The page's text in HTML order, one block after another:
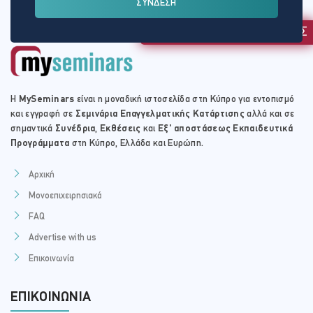
ΤΟΠΟΘΕΣΊΑ:
Τρίτη - 22 Οκτ 2024
ΏΡΑ
16:30 - 19:15
ONLINE VIRTUAL CLASSROOM
Παρασκευή - 25 Οκτ 2024
ΕΚΔΗΛΩΣΗ ΕΝΔΙΑΦΕΡΟΝΤΟΣ
ΣΥΝΔΕΣΗ
Η MySeminars είναι η μοναδική ιστοσελίδα στη Κύπρο για εντοπισμό
και εγγραφή σε Σεμινάρια Επαγγελματικής Κατάρτισης αλλά και σε
σημαντικά Συνέδρια, Εκθέσεις και Εξ' αποστάσεως Εκπαιδευτικά
Προγράμματα στη Κύπρο, Ελλάδα και Ευρώπη.
Αρχική
Μονοεπιχειρησιακά
FAQ
Advertise with us
Επικοινωνία
ΕΠΙΚΟΙΝΩΝΊΑ